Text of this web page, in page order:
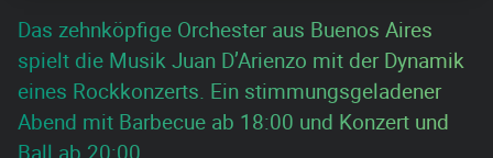
Das zehnköpfige Orchester aus Buenos Aires
spielt die Musik Juan D’Arienzo mit der Dynamik
eines Rockkonzerts. Ein stimmungsgeladener
Abend mit Barbecue ab 18:00 und Konzert und